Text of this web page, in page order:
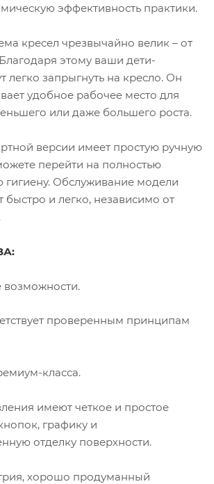
эффективность практики.
кресел чрезвычайно велик – от
Благодаря этому ваши дети-
легко запрыгнуть на кресло. Он
удобное рабочее место для
или даже большего роста.
версии имеет простую ручную
перейти на полностью
гигиену. Обслуживание модели
быстро и легко, независимо от
возможности.
проверенным принципам
класса.
имеют четкое и простое
графику и
отделку поверхности.
хорошо продуманный